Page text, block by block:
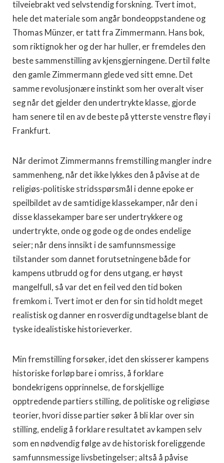
tilveiebrakt ved selvstendig forskning. Tvert imot,
hele det materiale som angår bondeoppstandene og
Thomas Münzer, er tatt fra Zimmermann. Hans bok,
som riktignok her og der har huller, er fremdeles den
beste sammenstilling av kjensgjerningene. Dertil følte
den gamle Zimmermann glede ved sitt emne. Det
samme revolusjonære instinkt som her overalt viser
seg når det gjelder den undertrykte klasse, gjorde
ham senere til en av de beste på ytterste venstre fløy i
Frankfurt.
Når derimot Zimmermanns fremstilling mangler indre
sammenheng, når det ikke lykkes den å påvise at de
religiøs-politiske stridsspørsmål i denne epoke er
speilbildet av de samtidige klassekamper, når den i
disse klassekamper bare ser undertrykkere og
undertrykte, onde og gode og de ondes endelige
seier; når dens innsikt i de samfunnsmessige
tilstander som dannet forutsetningene både for
kampens utbrudd og for dens utgang, er høyst
mangelfull, så var det en feil ved den tid boken
fremkom i. Tvert imot er den for sin tid holdt meget
realistisk og danner en rosverdig undtagelse blant de
tyske idealistiske historieverker.
Min fremstilling forsøker, idet den skisserer kampens
historiske forløp bare i omriss, å forklare
bondekrigens opprinnelse, de forskjellige
opptredende partiers stilling, de politiske og religiøse
teorier, hvori disse partier søker å bli klar over sin
stilling, endelig å forklare resultatet av kampen selv
som en nødvendig følge av de historisk foreliggende
samfunnsmessige livsbetingelser; altså å påvise